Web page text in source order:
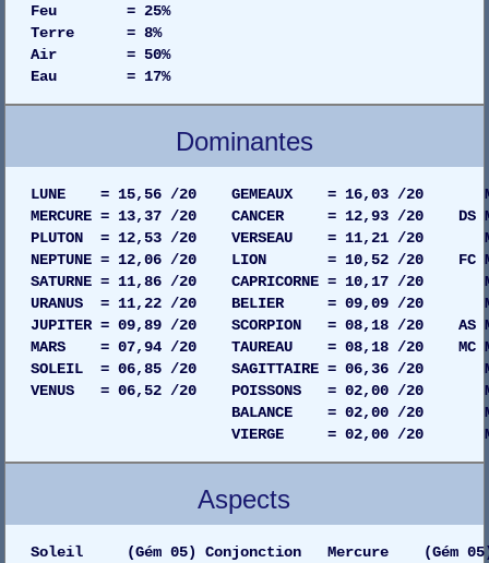
Feu = 25%
Terre = 8%
Air = 50%
Eau = 17%
Dominantes
LUNE = 15,56 /20 GEMEAUX = 16,03 /20
MERCURE = 13,37 /20 CANCER = 12,93 /20 DS
PLUTON = 12,53 /20 VERSEAU = 11,21 /20
NEPTUNE = 12,06 /20 LION = 10,52 /20 FC
SATURNE = 11,86 /20 CAPRICORNE = 10,17 /20
URANUS = 11,22 /20 BELIER = 09,09 /20
JUPITER = 09,89 /20 SCORPION = 08,18 /20 AS
MARS = 07,94 /20 TAUREAU = 08,18 /20 MC
SOLEIL = 06,85 /20 SAGITTAIRE = 06,36 /20
VENUS = 06,52 /20 POISSONS = 02,00 /20
BALANCE = 02,00 /20 MAISON
VIERGE = 02,00 /20 MAISON
Aspects
Soleil (Gém 05) Conjonction Mercure (Gém